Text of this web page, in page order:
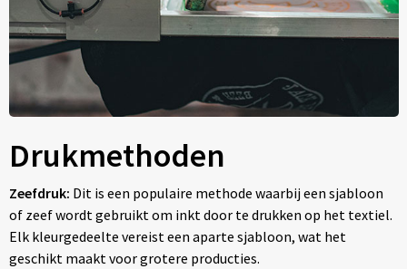
Drukmethoden
Zeefdruk: Dit is een populaire methode waarbij een sjabloon
of zeef wordt gebruikt om inkt door te drukken op het textiel.
Elk kleurgedeelte vereist een aparte sjabloon, wat het
geschikt maakt voor grotere producties.